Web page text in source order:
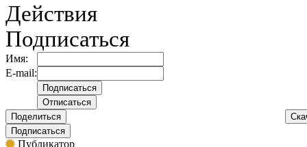
Действия
Подписаться
Имя:
E-mail:
Поделиться
Подписаться
Публикатор